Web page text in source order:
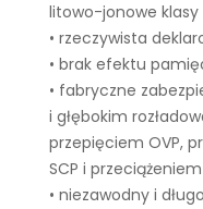
litowo-jonowe klasy
• rzeczywista
• brak efektu
• fabryczne
i głębokim
przepięciem OVP,
SCP i
• niezawodny i